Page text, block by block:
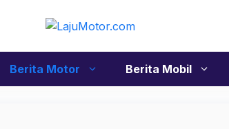
Berita Motor Berita Mobil